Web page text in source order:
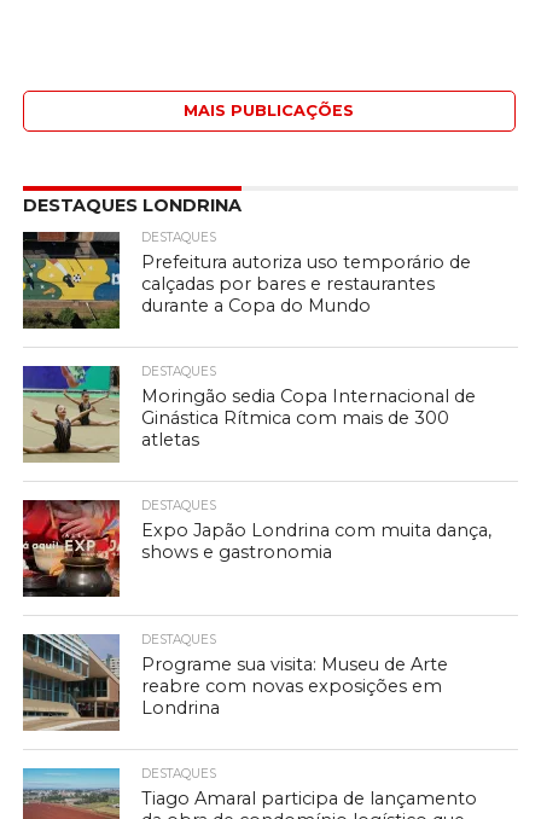
MAIS PUBLICAÇÕES
DESTAQUES LONDRINA
DESTAQUES
Prefeitura autoriza uso temporário de
calçadas por bares e restaurantes
durante a Copa do Mundo
DESTAQUES
Moringão sedia Copa Internacional de
Ginástica Rítmica com mais de 300
atletas
DESTAQUES
Expo Japão Londrina com muita dança,
shows e gastronomia
DESTAQUES
Programe sua visita: Museu de Arte
reabre com novas exposições em
Londrina
DESTAQUES
Tiago Amaral participa de lançamento